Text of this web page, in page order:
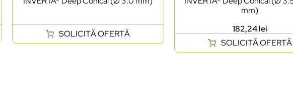
SOLICITĂ OFERTĂ
mm)
182,24lei
SOLICITĂ OFERTĂ